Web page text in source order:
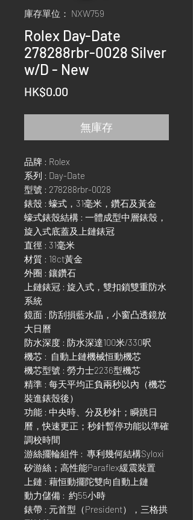
庫存單位： NXW759
Rolex Day-Date
278288rbr-0028 Silver
w/D - New
HK$0.00
無庫存
品牌 : Rolex
系列 : Day-Date
型號 : 278288rbr-0028
錶殼 : 蠔式，31毫米，鑽石及黃金
蠔式錶殼結構 : 一體成型中層錶殼，
旋入式底蓋及上鏈錶冠
直徑 : 31毫米
材質 : 18ct黃金
外圈 : 鑲鑽石
上鏈錶冠 : 旋入式，雙扣鎖雙重防水
系統
鏡面 : 防刮損藍水晶，小窗凸透鏡放
大日曆
防水深度 : 防水深達100米/330呎
機芯 : 自動上鏈機械恒動機芯
機芯型號 : 勞力士2236型機芯
精準 : 每天平均正負兩秒以內（機芯
裝進錶殼後）
功能 : 中央時、分及秒針；瞬跳日
曆，快速更正；秒針暫停功能以準確
調校時間
游絲擺輪組件 : 專利幾何結構Syloxi
矽游絲；高性能Paraflex緩震裝置
上鏈 : 藉恒動擺陀雙向自動上鏈
動力儲備 : 約55小時
錶帶 : 元首型（President），三格拱